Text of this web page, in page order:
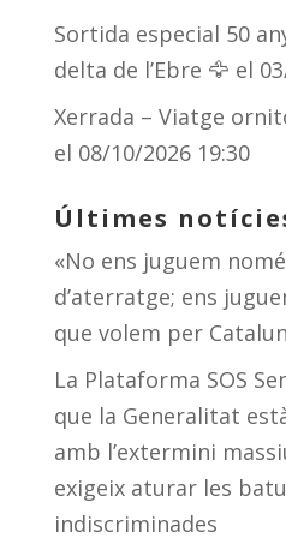
Sortida especial 50
delta de l’Ebre 🦅 el
Xerrada – Viatge
el 08/10/2026 19:30
Últimes
«No ens juguem
d’aterratge; ens
que volem per
La Plataforma SOS
que la Generalitat
amb l’extermini
exigeix aturar les
indiscriminades